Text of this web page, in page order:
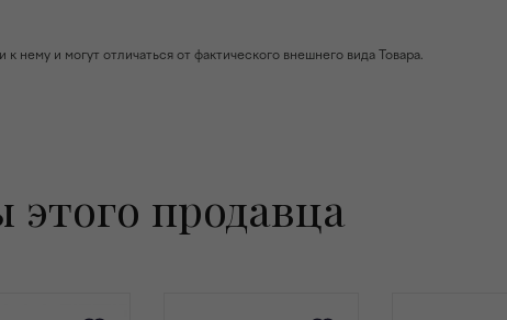
и могут отличаться от фактического внешнего вида Товара.
этого продавца